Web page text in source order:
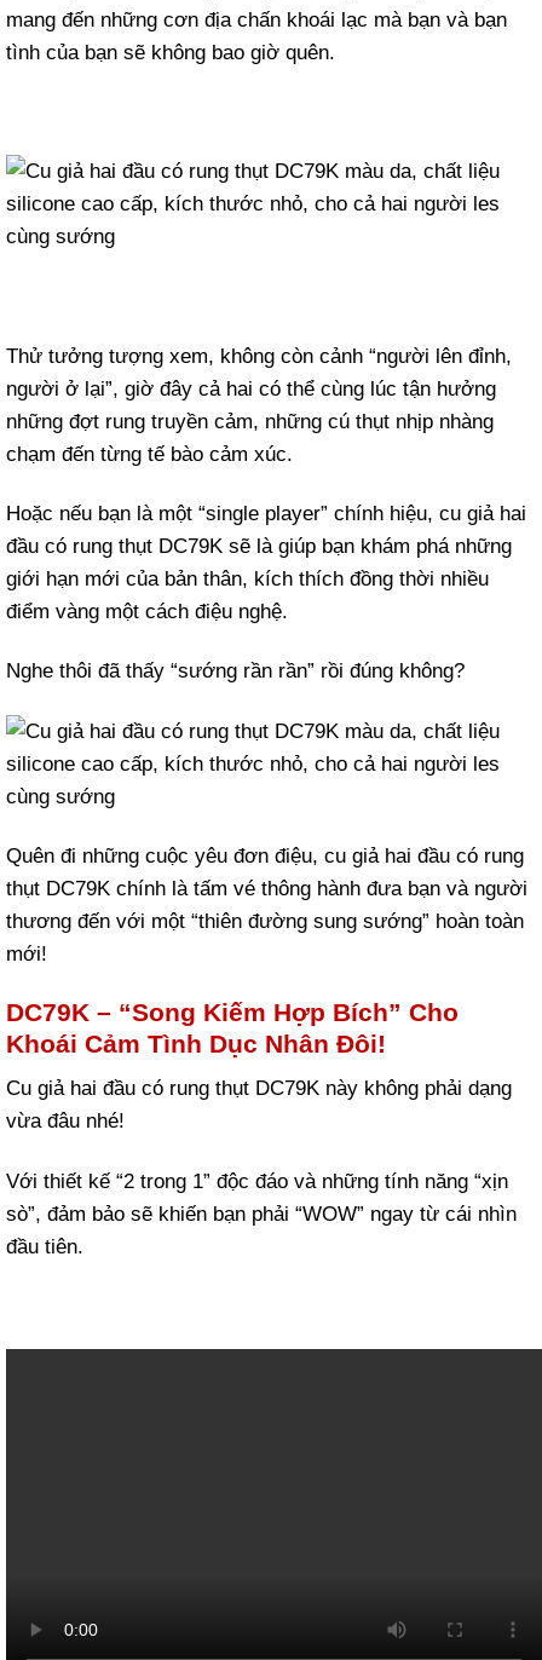
mang đến những cơn địa chấn khoái lạc mà bạn và bạn
tình của bạn sẽ không bao giờ quên.
Thử tưởng tượng xem, không còn cảnh “người lên đỉnh,
người ở lại”, giờ đây cả hai có thể cùng lúc tận hưởng
những đợt rung truyền cảm, những cú thụt nhịp nhàng
chạm đến từng tế bào cảm xúc.
Hoặc nếu bạn là một “single player” chính hiệu, cu giả hai
đầu có rung thụt DC79K sẽ là giúp bạn khám phá những
giới hạn mới của bản thân, kích thích đồng thời nhiều
điểm vàng một cách điệu nghệ.
Nghe thôi đã thấy “sướng rần rần” rồi đúng không?
Quên đi những cuộc yêu đơn điệu, cu giả hai đầu có rung
thụt DC79K chính là tấm vé thông hành đưa bạn và người
thương đến với một “thiên đường sung sướng” hoàn toàn
mới!
DC79K – “Song Kiếm Hợp Bích” Cho
Khoái Cảm Tình Dục Nhân Đôi!
Cu giả hai đầu có rung thụt DC79K này không phải dạng
vừa đâu nhé!
Với thiết kế “2 trong 1” độc đáo và những tính năng “xịn
sò”, đảm bảo sẽ khiến bạn phải “WOW” ngay từ cái nhìn
đầu tiên.